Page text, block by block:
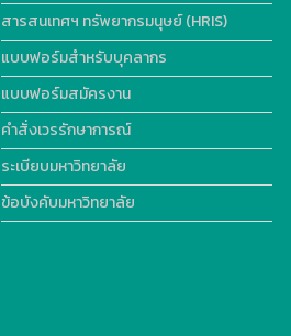
สารสนเทศฯ ทรัพยากรมนุษย์ (HRIS)
แบบฟอร์มสำหรับบุคลากร
แบบฟอร์มสมัครงาน
คำสั่งเวรรักษาการณ์
ระเบียบมหาวิทยาลัย
ข้อบังคับมหาวิทยาลัย